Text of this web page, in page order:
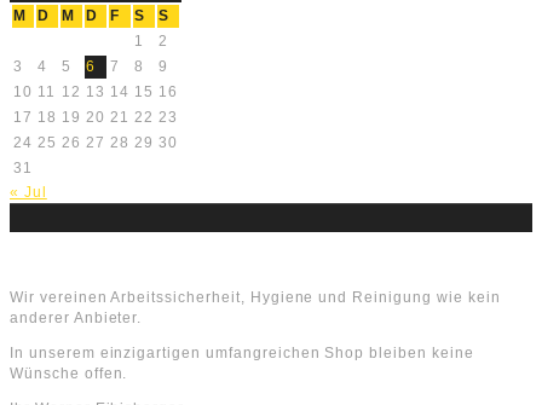
M
D M D F S
S
1
2
3
4 5 6 7 8
9
10 11 12 13 14 15 16
17 18 19 20 21 22 23
24 25 26 27 28 29 30
31
« Jul
Wir vereinen Arbeitssicherheit, Hygiene und Reinigung wie kein
anderer Anbieter.
In unserem einzigartigen umfangreichen Shop bleiben keine
Wünsche offen.